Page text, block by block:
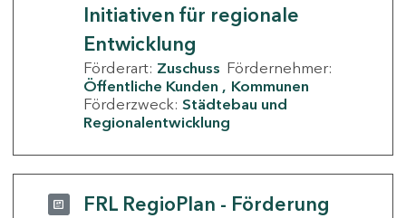
Initiativen für regionale
Entwicklung
Förderart: Zuschuss Fördernehmer:
Öffentliche Kunden
Kommunen
Förderzweck: Städtebau und
Regionalentwicklung
FRL RegioPlan - Förderung